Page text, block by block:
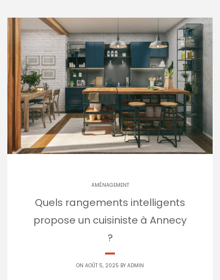
AMÉNAGEMENT
Quels rangements intelligents
propose un cuisiniste à Annecy
?
ON AOÛT 5, 2025 BY ADMIN